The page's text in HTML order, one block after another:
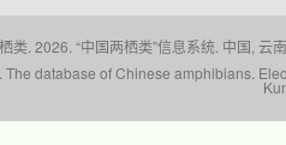
类. 2026. “中国两栖类”信息系统. 中国,
database of Chinese amphibians.